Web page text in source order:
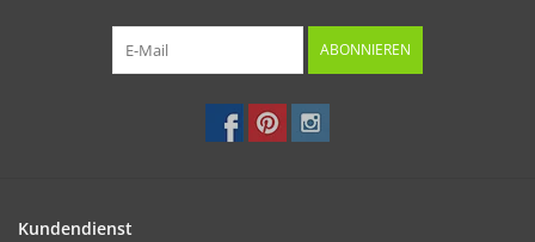
ABONNIEREN
Kundendienst